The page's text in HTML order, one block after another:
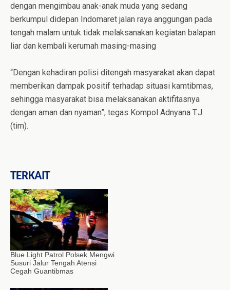
dengan mengimbau anak-anak muda yang sedang
berkumpul didepan Indomaret jalan raya anggungan pada
tengah malam untuk tidak melaksanakan kegiatan balapan
liar dan kembali kerumah masing-masing
“Dengan kehadiran polisi ditengah masyarakat akan dapat
memberikan dampak positif terhadap situasi kamtibmas,
sehingga masyarakat bisa melaksanakan aktifitasnya
dengan aman dan nyaman”, tegas Kompol Adnyana T.J.
(tim).
TERKAIT
Blue Light Patrol Polsek Mengwi
Susuri Jalur Tengah Atensi
Cegah Guantibmas